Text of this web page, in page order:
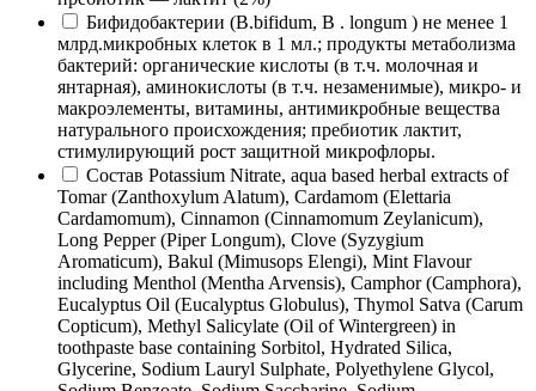
Бифидобактерии (B.bifidum, B . longum ) не менее 1
млрд.микробных клеток в 1 мл.; продукты метаболизма
бактерий: органические кислоты (в т.ч. молочная и
янтарная), аминокислоты (в т.ч. незаменимые), микро- и
макроэлементы, витамины, антимикробные вещества
натурального происхождения; пребиотик лактит,
стимулирующий рост защитной микрофлоры.
Состав Potassium Nitrate, aqua based herbal extracts of
Tomar (Zanthoxylum Alatum), Cardamom (Elettaria
Cardamomum), Cinnamon (Cinnamomum Zeylanicum),
Long Pepper (Piper Longum), Clove (Syzygium
Aromaticum), Bakul (Mimusops Elengi), Mint Flavour
including Menthol (Mentha Arvensis), Camphor (Camphora),
Eucalyptus Oil (Eucalyptus Globulus), Thymol Satva (Carum
Copticum), Methyl Salicylate (Oil of Wintergreen) in
toothpaste base containing Sorbitol, Hydrated Silica,
Glycerine, Sodium Lauryl Sulphate, Polyethylene Glycol,